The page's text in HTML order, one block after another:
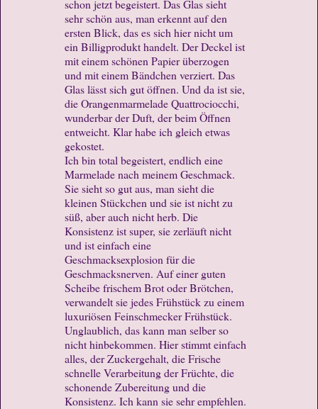
schon jetzt begeistert. Das Glas sieht
sehr schön aus, man erkennt auf den
ersten Blick, das es sich hier nicht um
ein Billigprodukt handelt. Der Deckel ist
mit einem schönen Papier überzogen
und mit einem Bändchen verziert. Das
Glas lässt sich gut öffnen. Und da ist sie,
die Orangenmarmelade Quattrociocchi,
wunderbar der Duft, der beim Öffnen
entweicht. Klar habe ich gleich etwas
gekostet.
Ich bin total begeistert, endlich eine
Marmelade nach meinem Geschmack.
Sie sieht so gut aus, man sieht die
kleinen Stückchen und sie ist nicht zu
süß, aber auch nicht herb. Die
Konsistenz ist super, sie zerläuft nicht
und ist einfach eine
Geschmacksexplosion für die
Geschmacksnerven. Auf einer guten
Scheibe frischem Brot oder Brötchen,
verwandelt sie jedes Frühstück zu einem
luxuriösen Feinschmecker Frühstück.
Unglaublich, das kann man selber so
nicht hinbekommen. Hier stimmt einfach
alles, der Zuckergehalt, die Frische
schnelle Verarbeitung der Früchte, die
schonende Zubereitung und die
Konsistenz. Ich kann sie sehr empfehlen.